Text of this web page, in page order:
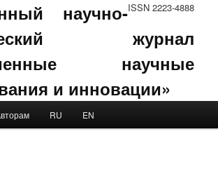
ISSN 2223-4888
научно-
журнал
научные
и инновации»
content RU EN